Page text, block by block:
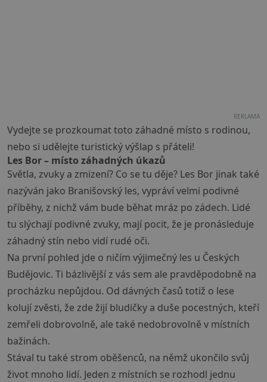
REKLAMA
Vydejte se prozkoumat toto záhadné místo s rodinou,
nebo si udělejte turistický výšlap s přáteli!
Les Bor – místo záhadných úkazů
Světla, zvuky a zmizení? Co se tu děje? Les Bor jinak také
nazýván jako Branišovský les, vypráví velmi podivné
příběhy, z nichž vám bude běhat mráz po zádech. Lidé
tu slýchají podivné zvuky, mají pocit, že je pronásleduje
záhadný stín nebo vidí rudé oči.
Na první pohled jde o ničím výjimečný les u Českých
Budějovic. Ti bázlivější z vás sem ale pravděpodobně na
procházku nepůjdou. Od dávných časů totiž o lese
kolují zvěsti, že zde žijí bludičky a duše pocestných, kteří
zemřeli dobrovolně, ale také nedobrovolně v místních
bažinách.
Stával tu také strom oběšenců, na němž ukončilo svůj
život mnoho lidí. Jeden z místních se rozhodl jednu